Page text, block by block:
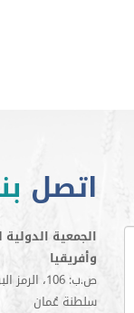
اتصل
الجمعية
وأفريقيا
ص.ب: 106، الرمز البريدي 136، الخوير
سلطنة عُمان